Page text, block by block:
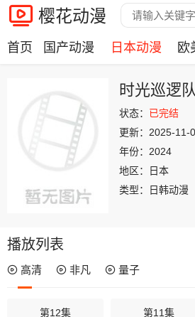
樱花动漫
首页 国产动漫 日本动漫 欧
时光巡逻
状态： 已完结
更新： 2025-11-
年份： 2024
地区：
日本
类型：
日韩动漫
播放列表
高清 非凡 量子
第12集 第11集